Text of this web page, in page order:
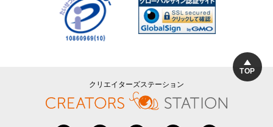
TOP
クリエイターズステーション